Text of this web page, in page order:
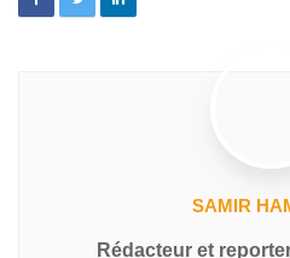
SAMIR
Rédacteur et